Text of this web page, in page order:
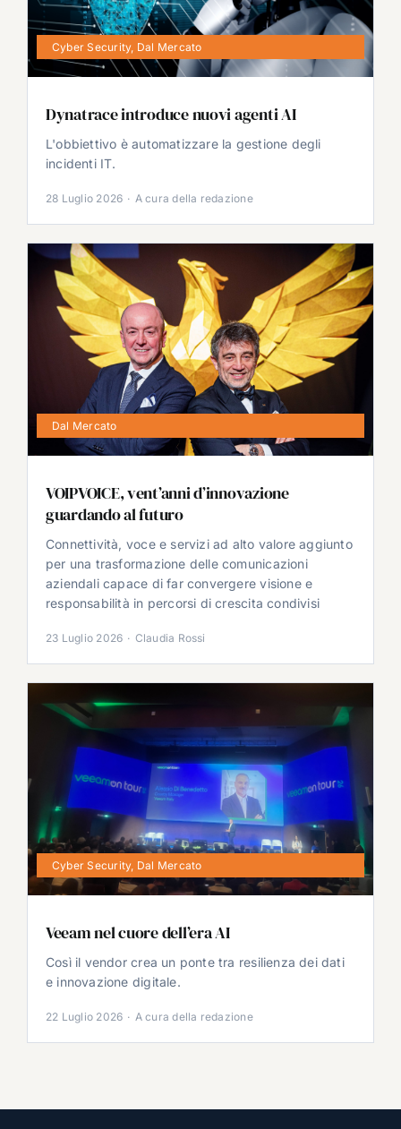
Cyber Security, Dal Mercato
Dynatrace introduce nuovi agenti AI
L'obbiettivo è automatizzare la gestione degli
incidenti IT.
28 Luglio 2026 · A cura della redazione
Dal Mercato
VOIPVOICE, vent’anni d’innovazione
guardando al futuro
Connettività, voce e servizi ad alto valore aggiunto
per una trasformazione delle comunicazioni
aziendali capace di far convergere visione e
responsabilità in percorsi di crescita condivisi
23 Luglio 2026 · Claudia Rossi
Cyber Security, Dal Mercato
Veeam nel cuore dell’era AI
Così il vendor crea un ponte tra resilienza dei dati
e innovazione digitale.
22 Luglio 2026 · A cura della redazione